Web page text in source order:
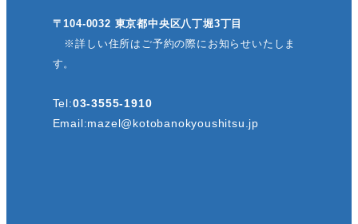
〒104-0032 東京都中央区八丁堀3丁目
※詳しい住所はご予約の際にお知らせいたしま
す。
Tel:03-3555-1910
Email:mazel@kotobanokyoushitsu.jp